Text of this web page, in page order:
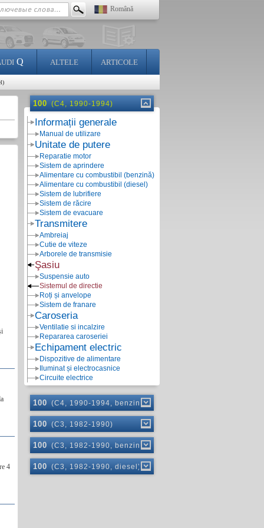
Română
Q ALTELE ARTICOLE
4
100 (C4, 1990-1994)
Informații generale
Manual de utilizare
Unitate de putere
Reparatie motor
Sistem de aprindere
Alimentare cu combustibil (benzină)
Alimentare cu combustibil (diesel)
Sistem de lubrifiere
Sistem de răcire
Sistem de evacuare
Transmitere
Ambreiaj
Cutie de viteze
Arborele de transmisie
Şasiu
Suspensie auto
Sistemul de directie
Roți și anvelope
Sistem de franare
Caroseria
Ventilatie si incalzire
Repararea caroseriei
Echipament electric
Dispozitive de alimentare
Iluminat și electrocasnice
Circuite electrice
100 (C4, 1990-1994, benzină)
100 (C3, 1982-1990)
100 (C3, 1982-1990, benzină)
100 (C3, 1982-1990, diesel)